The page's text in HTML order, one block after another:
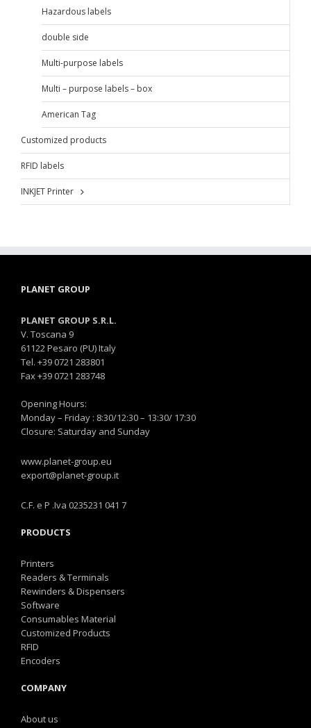
Hazardous labels
double side
Multi-purpose labels
Multi – purpose labels – box
American Tag
Customized products
RFID labels
INKJET Printer
PLANET GROUP
PLANET GROUP S.R.L.
V. Toscana 9
61122 Pesaro (PU) Italy
Tel. +39 0721 283801
Fax +39 0721 283748
Opening Hours:
Monday – Friday : 8:30/12:30 – 13:30/ 17:30
Closure: Saturday and Sunday
www.planet-group.eu
export@planet-group.it
C.F. e P .Iva 0235231 041 7
PRODUCTS
Printers
Readers & Terminals
Rewinders & Dispensers
Software
Consumables Material
Customized Products
RFID
Encoders
COMPANY
About us